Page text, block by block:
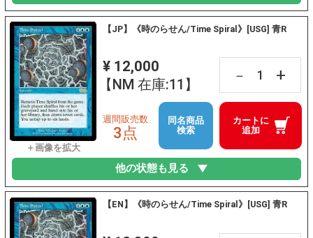
【JP】《時のらせん/Time Spiral》[USG] 青R
¥ 12,000
【NM 在庫:11】
－ +
カートに
追加
週間販売数
3点
同名商品
検索
他の状態も見る
【EN】《時のらせん/Time Spiral》[USG] 青R